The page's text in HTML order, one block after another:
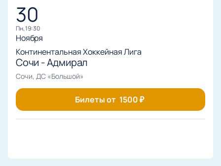
30
пн, 19:30
Ноября
Континентальная Хоккейная Лига
Сочи - Адмирал
Сочи, ДС «Большой»
Билеты от 1500₽